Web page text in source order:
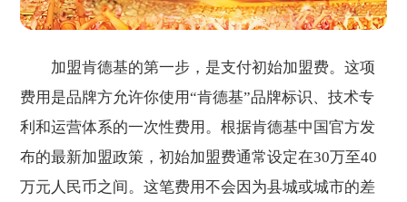
加盟肯德基的第一步，是支付初始加盟费。这项
费用是品牌方允许你使用“肯德基”品牌标识、技术专
利和运营体系的一次性费用。根据肯德基中国官方发
布的最新加盟政策，初始加盟费通常设定在30万至40
万元人民币之间。这笔费用不会因为县城或城市的差